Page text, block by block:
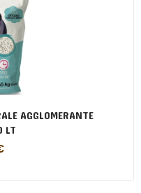
AGGLOMERANTE
LT